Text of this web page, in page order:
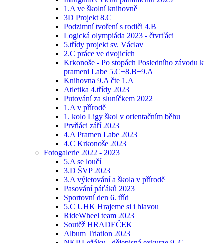
1.A ve školní knihovně
3D Projekt 8.C
Podzimní tvoření s rodiči 4.B
Logická olympiáda 2023 - čtvrťáci
5.třídy projekt sv. Václav
2.C práce ve dvojicích
Krkonoše - Po stopách Posledního závodu k
prameni Labe 5.C+8.B+9.A
Knihovna 9.A čte 1.A
Atletika 4.třídy 2023
Putování za sluníčkem 2022
1.A v přírodě
1. kolo Ligy škol v orientačním běhu
Prvňáci září 2023
4.A Pramen Labe 2023
4.C Krkonoše 2023
Fotogalerie 2022 - 2023
5.A se loučí
3.D ŠVP 2023
3.A výletování a škola v přírodě
Pasování páťáků 2023
Sportovní den 6. tříd
5.C UHK Hrajeme si i hlavou
RideWheel team 2023
Soutěž HRADEČEK
Album Triatlon 2023